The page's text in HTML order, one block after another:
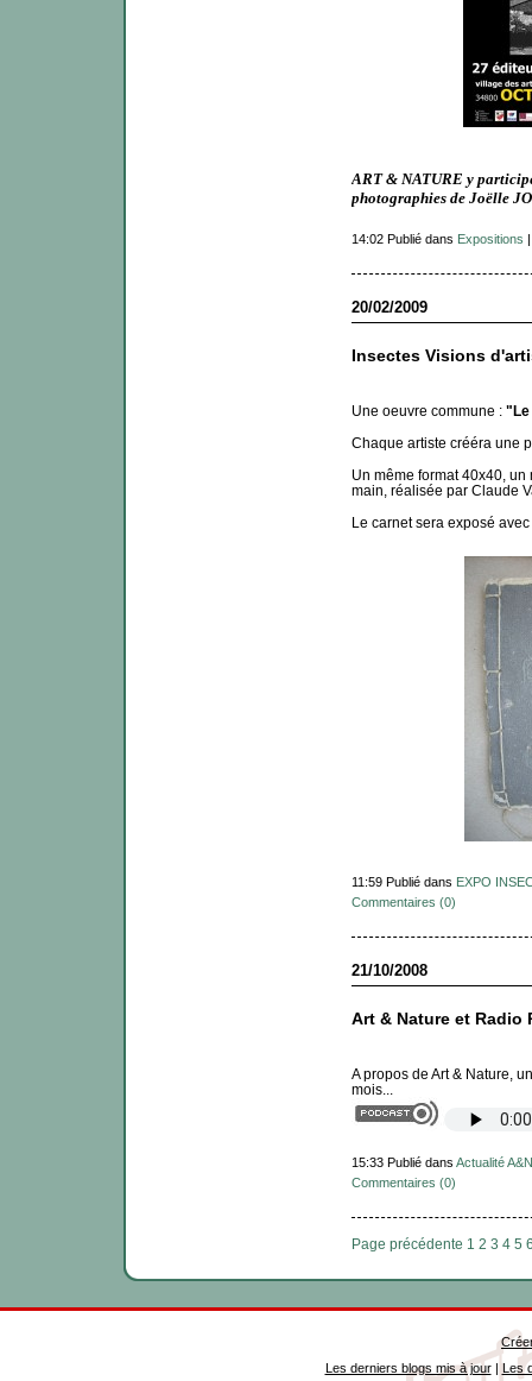
ART & NATURE y
photographies de Joëlle
14:02 Publié dans Expositions
20/02/2009
Insectes Visions
Une oeuvre commune : "Le
Chaque artiste crééra une
Un même format 40x40,
main, réalisée par Claude
Le carnet sera exposé
11:59 Publié dans EXPO
Commentaires (0)
21/10/2008
Art & Nature et Radio
A propos de Art & Nature,
mois...
15:33 Publié dans Actualité A&N
Commentaires (0)
Page précédente 1 2 3 4 5
Les derniers blogs mis à jour| Les